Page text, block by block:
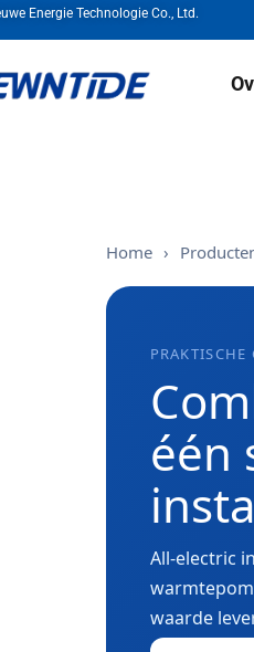
Energie Technologie Co., Ltd.
Home ›
PRAKTISCHE
één
All-electric
waarde